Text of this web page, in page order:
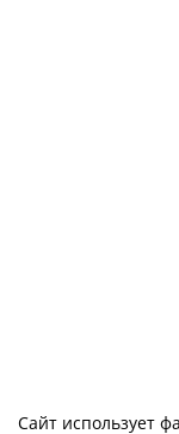
Сайт использует